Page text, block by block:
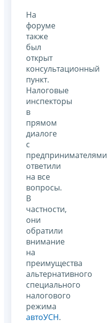
На
форуме
также
был
открыт
консультационный
пункт.
Налоговые
инспекторы
в
прямом
диалоге
с
предпринимателями
ответили
на все
вопросы.
В
частности,
они
обратили
внимание
на
преимущества
альтернативного
специального
налогового
режима
автоУСН.